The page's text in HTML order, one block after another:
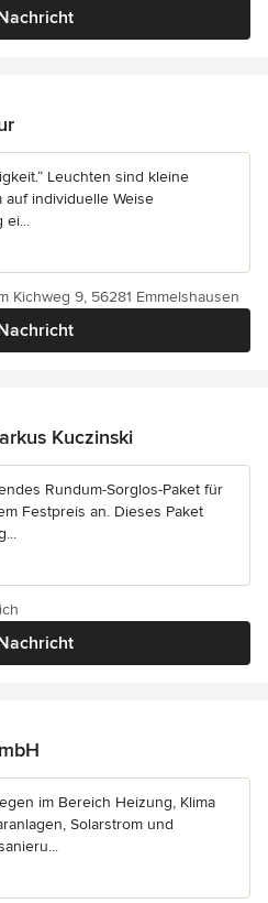
Leuchten sind kleine
auf individuelle Weise
ei...
Kichweg 9, 56281 Emmelshausen
Kuczinski
Rundum-Sorglos-Paket für
Festpreis an. Dieses Paket
im Bereich Heizung, Klima
Solarstrom und